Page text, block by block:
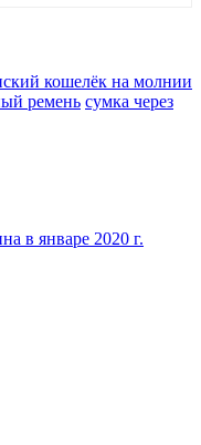
кошелёк на молнии
ремень сумка через
в январе 2020 г.